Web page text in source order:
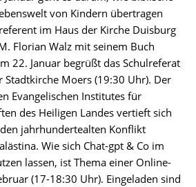
von Kindern übertragen
im Haus der Kirche Duisburg
Florian Walz mit seinem Buch
22. Januar begrüßt das Schulreferat
Stadtkirche Moers (19:30 Uhr). Der
Evangelischen Institutes für
des Heiligen Landes vertieft sich
jahrhundertealten Konflikt
Wie sich Chat-gpt & Co im
lassen, ist Thema einer Online-
(17-18:30 Uhr). Eingeladen sind